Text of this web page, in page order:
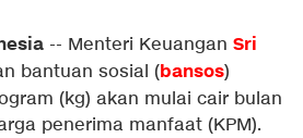
-- Menteri Keuangan Sri
bantuan sosial (bansos)
(kg) akan mulai cair bulan
penerima manfaat (KPM).